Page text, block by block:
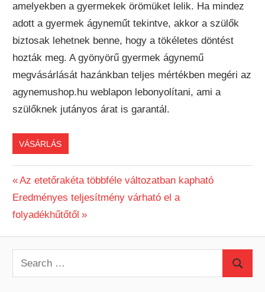
amelyekben a gyermekek örömüket lelik. Ha mindez
adott a gyermek ágyneműt tekintve, akkor a szülők
biztosak lehetnek benne, hogy a tökéletes döntést
hozták meg. A gyönyörű gyermek ágynemű
megvásárlását hazánkban teljes mértékben megéri az
agynemushop.hu weblapon lebonyolítani, ami a
szülőknek jutányos árat is garantál.
VÁSÁRLÁS
Bejegyzés
navigáció
Previous
Post:
Az etetőrakéta többféle változatban kapható
Next
Post:
Eredményes teljesítmény várható el a
folyadékhűtőtől
e